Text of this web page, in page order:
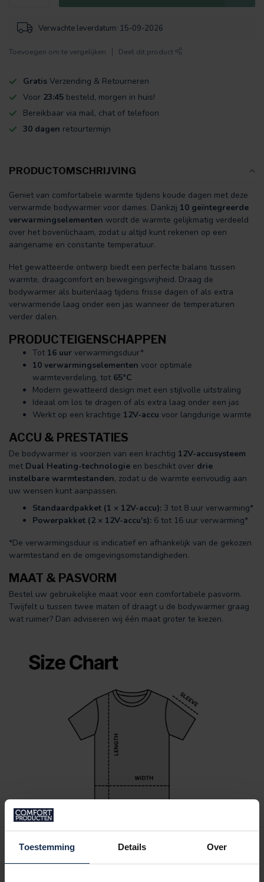
Toestemming Details Over
Verwachte leverdatum: 15-09-2026
Toevoegen om te vergelijken Deel dit product
Gratis Verzending & Retourneren
Voor 23:45 besteld, morgen in huis!
Bereikbaar via mail, chat of telefoon
30 dagen retourtermijn
PRODUCTOMSCHRIJVING
Geniet van comfortabele warmte tijdens koude dagen met deze
verwarmde bodywarmer voor dames. Dankzij 10 geïntegreerde
verwarmingselementen wordt de warmte gelijkmatig verdeeld
over het bovenlichaam, zodat u altijd kunt rekenen op een
aangename en constante temperatuur.
Het gewatteerde ontwerp biedt een perfecte balans tussen
warmte, draagcomfort en bewegingsvrijheid. Draag de
bodywarmer als buitenlaag tijdens frisse dagen of als extra
verwarmende laag onder een jas wanneer de temperaturen
verder dalen.
PRODUCTEIGENSCHAPPEN
Tot 16 uur verwarmingsduur*
10 verwarmingselementen voor optimale
warmteverdeling, tot 65°C
Modern gewatteerd design met een stijlvolle uitstraling
Ideaal om los te dragen of als extra laag onder een jas
Werkt op een krachtige 12V-accu voor langdurige warmte
ACCU & PRESTATIES
De bodywarmer is voorzien van een krachtig 12V-accusysteem
met Dual Heating-technologie en beschikt over drie
instelbare warmtestanden, zodat u de warmte eenvoudig aan
uw wensen kunt aanpassen.
Standaardpakket (1 × 12V-accu): 3 tot 8 uur verwarming*
Powerpakket (2 × 12V-accu's): 6 tot 16 uur verwarming*
*De verwarmingsduur is indicatief en afhankelijk van de gekozen
warmtestand en de omgevingsomstandigheden.
MAAT & PASVORM
Bestel uw gebruikelijke maat voor een comfortabele pasvorm.
Twijfelt u tussen twee maten of draagt u de bodywarmer graag
wat ruimer? Dan adviseren wij één maat groter te kiezen.